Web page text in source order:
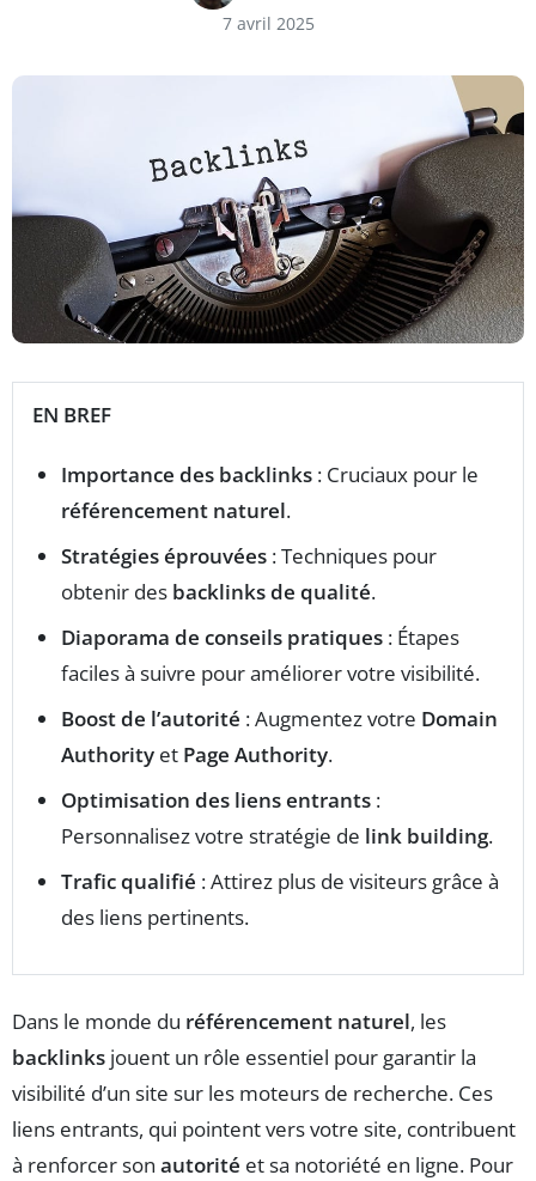
7 avril 2025
EN BREF
Importance des backlinks : Cruciaux pour le
référencement naturel.
Stratégies éprouvées : Techniques pour
obtenir des backlinks de qualité.
Diaporama de conseils pratiques : Étapes
faciles à suivre pour améliorer votre visibilité.
Boost de l’autorité : Augmentez votre Domain
Authority et Page Authority.
Optimisation des liens entrants :
Personnalisez votre stratégie de link building.
Trafic qualifié : Attirez plus de visiteurs grâce à
des liens pertinents.
Dans le monde du référencement naturel, les
backlinks jouent un rôle essentiel pour garantir la
visibilité d’un site sur les moteurs de recherche. Ces
liens entrants, qui pointent vers votre site, contribuent
à renforcer son autorité et sa notoriété en ligne. Pour